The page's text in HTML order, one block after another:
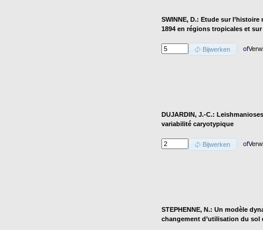
SWINNE, D.: Etude sur
1894 en régions tropicales et
Bijwerken of
DUJARDIN, J.-C.:
variabilité caryotypique
Bijwerken of
STEPHENNE, N.: Un modèle
changement d’utilisation du